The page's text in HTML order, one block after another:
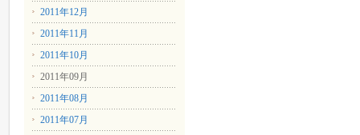
2011年12月
2011年11月
2011年10月
2011年09月
2011年08月
2011年07月